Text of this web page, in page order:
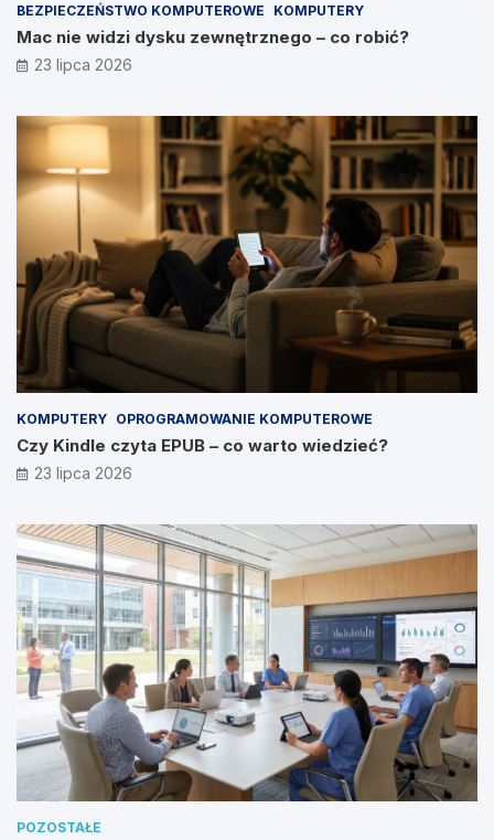
BEZPIECZEŃSTWO KOMPUTEROWE KOMPUTERY
Mac nie widzi dysku zewnętrznego – co robić?
23 lipca 2026
KOMPUTERY OPROGRAMOWANIE KOMPUTEROWE
Czy Kindle czyta EPUB – co warto wiedzieć?
23 lipca 2026
POZOSTAŁE